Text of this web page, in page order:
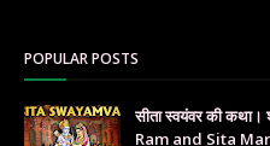
POPULAR POSTS
सीता स्वयंवर की कथा।
Ram and Sita